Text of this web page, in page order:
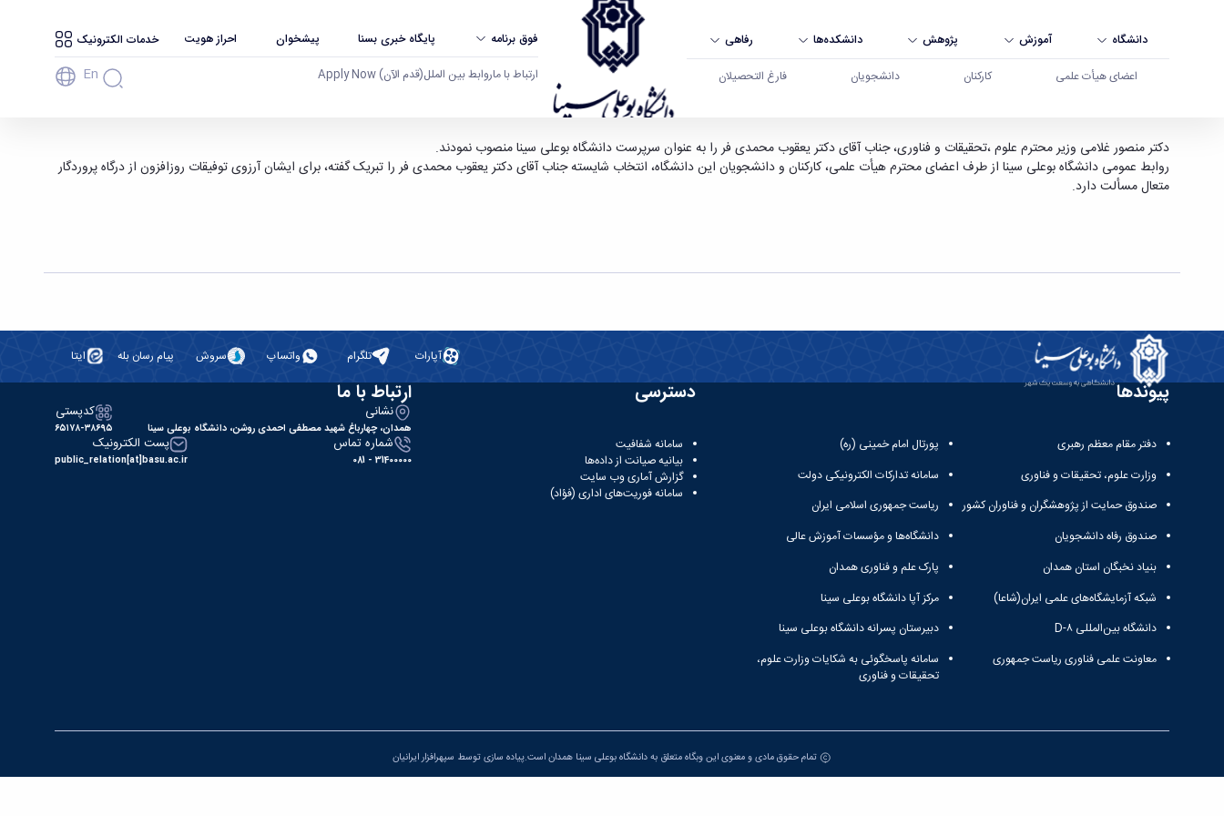
دانشگاه آموزش پژوهش دانشکده‌ها رفاهی
اعضای هیأت علمی کارکنان دانشجویان فارغ التحصیلان
فوق برنامه پایگاه خبری بسنا پیشخوان احراز هویت خدمات الکترونیک
ارتباط با ماروابط بین الملل(قدم الآن) Apply Now En
انتصاب جناب آقای دکتر یعقوب محمدی فر به عنوان سرپرست دانشگاه بوعلی سینا - دانشگاه بوعلی سینا همدان
دکتر منصور غلامی وزیر محترم علوم ،تحقیقات و فناوری، جناب آقای دکتر یعقوب محمدی فر را به عنوان سرپرست دانشگاه بوعلی سینا منصوب نمودند.
روابط عمومی دانشگاه بوعلی سینا از طرف اعضای محترم هیأت علمی، کارکنان و دانشجویان این دانشگاه، انتخاب شایسته جناب آقای دکتر یعقوب محمدی فر را تبریک گفته، برای ایشان آرزوی توفیقات روزافزون از درگاه پروردگار
متعال مسألت دارد.
آپارات تلگرام واتساپ سروش پیام رسان بله ایتا
پیوندها
دفتر مقام معظم رهبری
وزارت علوم، تحقیقات و فناوری
صندوق حمایت از پژوهشگران و فناوران کشور
صندوق رفاه دانشجویان
بنیاد نخبگان استان همدان
شبکه آزمایشگاه‌های علمی ایران(شاعا)
دانشگاه بین‌المللی D-۸
معاونت علمی فناوری ریاست جمهوری
پورتال امام خمینی (ره)
سامانه تدارکات الکترونیکی دولت
ریاست جمهوری اسلامی ایران
دانشگاه‌ها و مؤسسات آموزش عالی
پارک علم و فناوری همدان
مرکز آپا دانشگاه بوعلی سینا
دبیرستان پسرانه دانشگاه بوعلی سینا
سامانه پاسخگوئی به شکایات وزارت علوم،
تحقیقات و فناوری
دسترسی
سامانه شفافیت
بیانیه صیانت از داده‌ها
گزارش آماری وب‌ سایت
سامانه فوریت‌های اداری (فؤاد)
ارتباط با ما
نشانی
همدان، چهارباغ شهید مصطفی احمدی روشن، دانشگاه بوعلی سینا
کدپستی
۶۵۱۷۸-۳۸۶۹۵
شماره تماس
31400000 - 081
پست الکترونیک
public_relation[at]basu.ac.ir
تمام حقوق مادی و معنوی این وبگاه متعلق به دانشگاه بوعلی سینا همدان است.پیاده سازی توسط سپهرافزار ایرانیان